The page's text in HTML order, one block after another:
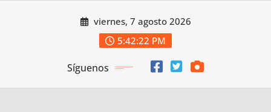
viernes, 7 agosto 2026
5:42:23 PM
Síguenos